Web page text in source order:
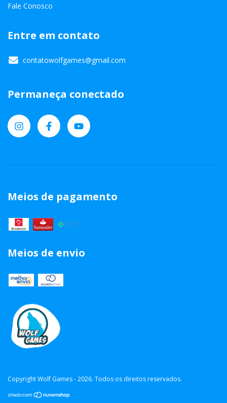
Fale Conosco
Entre em contato
contatowolfgames@gmail.com
Permaneça conectado
Meios de pagamento
Meios de envio
Copyright Wolf Games - 2026. Todos os direitos reservados.